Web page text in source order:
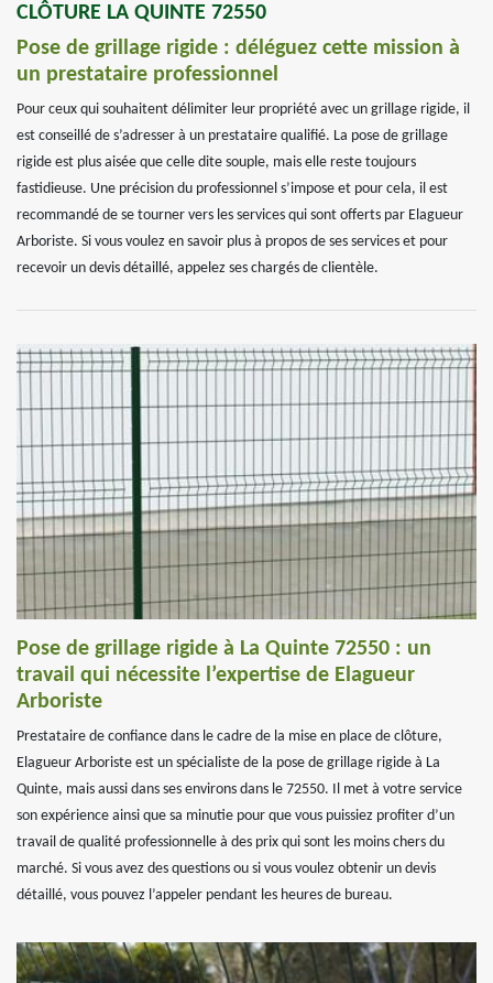
CLÔTURE LA QUINTE 72550
Pose de grillage rigide : déléguez cette mission à
un prestataire professionnel
Pour ceux qui souhaitent délimiter leur propriété avec un grillage rigide, il
est conseillé de s’adresser à un prestataire qualifié. La pose de grillage
rigide est plus aisée que celle dite souple, mais elle reste toujours
fastidieuse. Une précision du professionnel s’impose et pour cela, il est
recommandé de se tourner vers les services qui sont offerts par Elagueur
Arboriste. Si vous voulez en savoir plus à propos de ses services et pour
recevoir un devis détaillé, appelez ses chargés de clientèle.
Pose de grillage rigide à La Quinte 72550 : un
travail qui nécessite l’expertise de Elagueur
Arboriste
Prestataire de confiance dans le cadre de la mise en place de clôture,
Elagueur Arboriste est un spécialiste de la pose de grillage rigide à La
Quinte, mais aussi dans ses environs dans le 72550. Il met à votre service
son expérience ainsi que sa minutie pour que vous puissiez profiter d’un
travail de qualité professionnelle à des prix qui sont les moins chers du
marché. Si vous avez des questions ou si vous voulez obtenir un devis
détaillé, vous pouvez l’appeler pendant les heures de bureau.